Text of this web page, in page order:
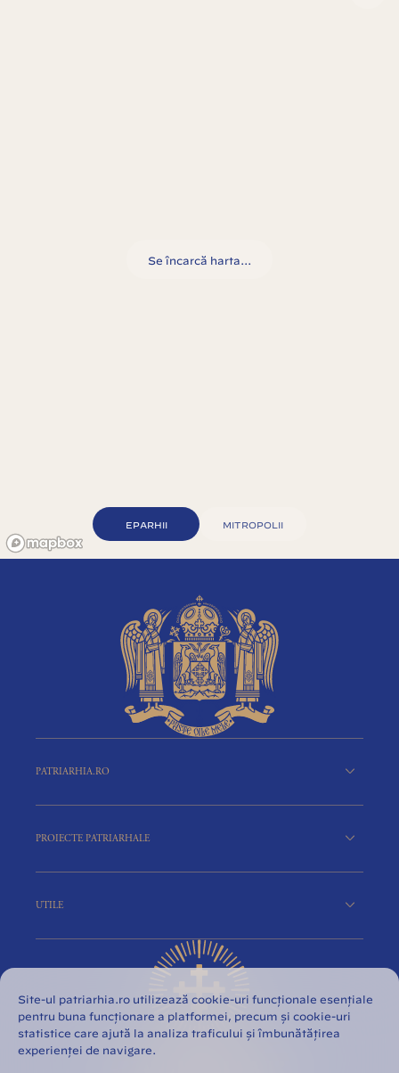
Site-ul patriarhia.ro utilizează cookie-uri funcționale esențiale
pentru buna funcționare a platformei, precum și cookie-uri
statistice care ajută la analiza traficului și îmbunătățirea
experienței de navigare.
PATRIARHIA.RO
PROIECTE PATRIARHALE
UTILE